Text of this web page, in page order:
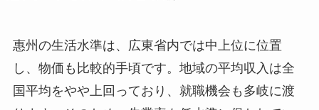
し、物価も比較的手頃です。地域の平均収入は全
国平均をやや上回っており、就職機会も多岐に渡
ります。そのため、失業率も低水準に保たれてい